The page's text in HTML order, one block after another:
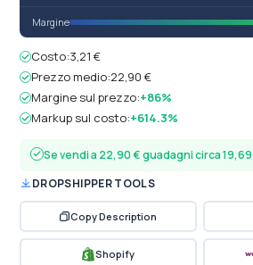
Margine
Costo:3,21 €
Prezzo medio:22,90 €
Margine sul prezzo:+86%
Markup sul costo:+614.3%
Se vendi a 22,90 € guadagni circa
DROPSHIPPER TOOLS
Copy Description
Shopify